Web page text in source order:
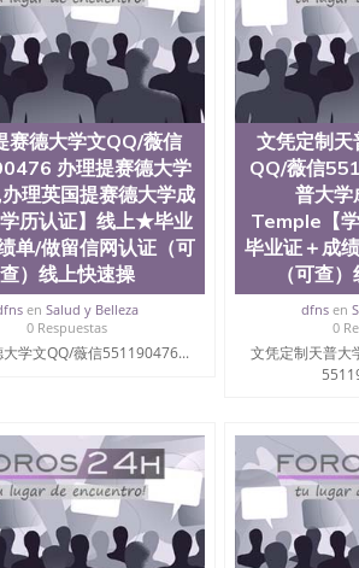
赛德大学文QQ/薇信
办理提赛德大学
理英国提赛德大学成
历认证】线上★毕业
单/做留信网认证（可
查）线上快速操
enSalud y Belleza
0 Respuestas
大学文QQ/薇信551190476...
文凭定制天
QQ/薇信
普大学
Temple【
毕业证＋成
（可查
dfnsen
0
文凭定制天普大